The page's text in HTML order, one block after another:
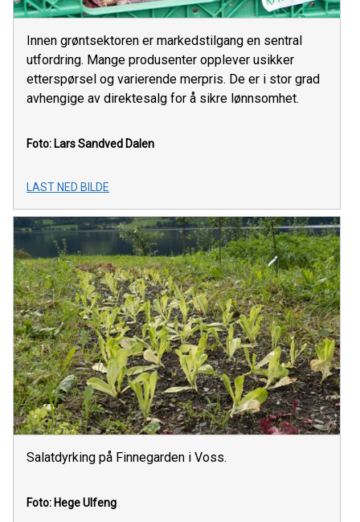
Innen grøntsektoren er markedstilgang en sentral
utfordring. Mange produsenter opplever usikker
etterspørsel og varierende merpris. De er i stor grad
avhengige av direktesalg for å sikre lønnsomhet.
Foto: Lars Sandved Dalen
LAST NED BILDE
Salatdyrking på Finnegarden i Voss.
Foto: Hege Ulfeng